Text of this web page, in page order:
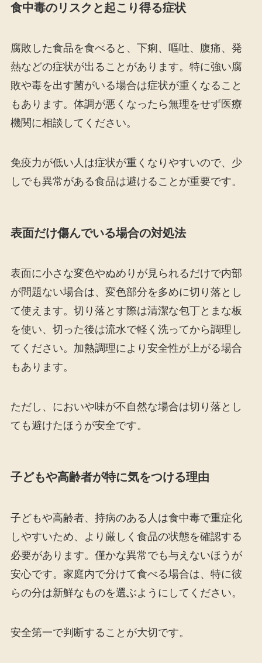
食中毒のリスクと起こり得る症状
腐敗した食品を食べると、下痢、嘔吐、腹痛、発
熱などの症状が出ることがあります。特に強い腐
敗や毒を出す菌がいる場合は症状が重くなること
もあります。体調が悪くなったら無理をせず医療
機関に相談してください。
免疫力が低い人は症状が重くなりやすいので、少
しでも異常がある食品は避けることが重要です。
表面だけ傷んでいる場合の対処法
表面に小さな変色やぬめりが見られるだけで内部
が問題ない場合は、変色部分を多めに切り落とし
て使えます。切り落とす際は清潔な包丁とまな板
を使い、切った後は流水で軽く洗ってから調理し
てください。加熱調理により安全性が上がる場合
もあります。
ただし、においや味が不自然な場合は切り落とし
ても避けたほうが安全です。
子どもや高齢者が特に気をつける理由
子どもや高齢者、持病のある人は食中毒で重症化
しやすいため、より厳しく食品の状態を確認する
必要があります。僅かな異常でも与えないほうが
安心です。家庭内で分けて食べる場合は、特に彼
らの分は新鮮なものを選ぶようにしてください。
安全第一で判断することが大切です。